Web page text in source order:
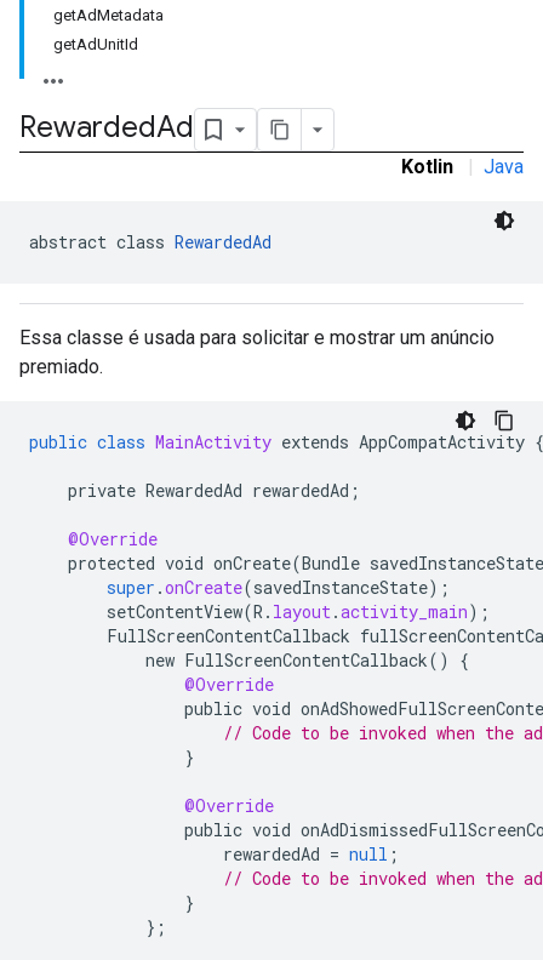
getAdMetadata
getAdUnitId
RewardedAd
Kotlin | Java
abstract class RewardedAd
Essa classe é usada para solicitar e mostrar um anúncio
premiado.
public class MainActivity extends AppCompatActivity {
private RewardedAd rewardedAd ;
@Override
protected void onCreate(Bundle savedInstanceState
super .onCreate(savedInstanceState);
setContentView(R . layout.activity_main);
FullScreenContentCallback
new FullScreenContentCallback()
{
@Override
public void
// Code to be invoked when the
}
@Override
public void
rewardedAd = null ;
// Code to be invoked when the
}
};